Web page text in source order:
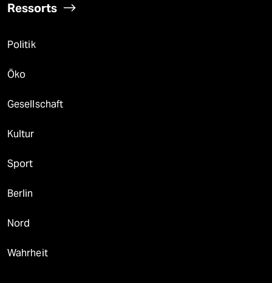
Ressorts
Politik
Öko
Gesellschaft
Kultur
Sport
Berlin
Nord
Wahrheit